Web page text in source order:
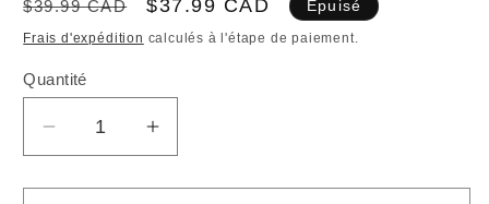
Prix
habituel
$39.99 CAD
Prix
promotionnel
$37.99 CAD Épuisé
Frais d'expédition calculés à l'étape de paiement.
Quantité
Quantité
Réduire
la
quantité
Augmenter
la
quantité